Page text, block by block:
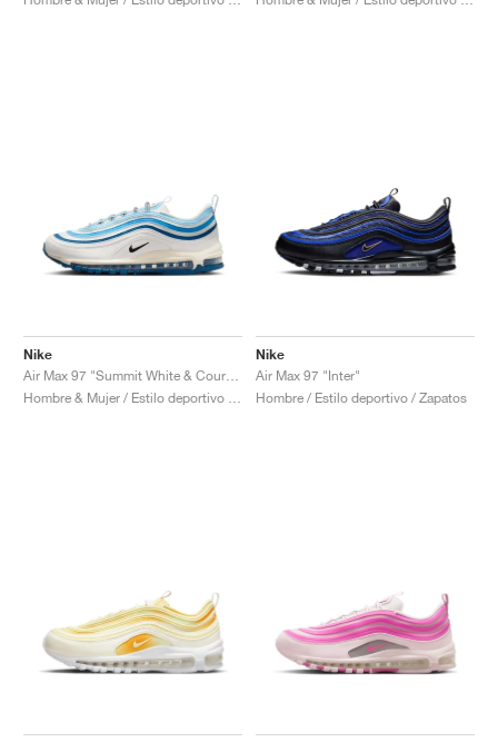
Nike
Nike
Air Max 97 "Inter"
Hombre / Estilo deportivo / Zapatos